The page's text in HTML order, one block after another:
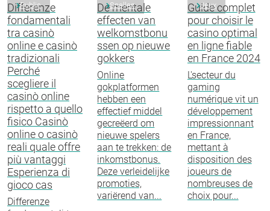
Public
Differenze
fondamentali
tra casinò
online e casinò
tradizionali
Perché
scegliere il
casinò online
rispetto a quello
fisico Casinò
online o casinò
reali quale offre
più vantaggi
Esperienza di
gioco cas
Differenze
Spellen
De mentale
effecten van
welkomstbonu
ssen op nieuwe
gokkers
Online
gokplatformen
hebben een
effectief middel
gecreëerd om
nieuwe spelers
aan te trekken: de
inkomstbonus.
Deze verleidelijke
promoties,
variërend van...
Jeux
Guide complet
pour choisir le
casino optimal
en ligne fiable
en France 2024
L'secteur du
gaming
numérique vit un
développement
impressionnant
en France,
mettant à
disposition des
joueurs de
nombreuses de
choix pour...